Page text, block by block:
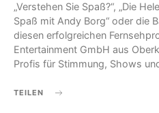
„Verstehen Sie Spaß?“, „Die
Spaß mit Andy Borg“ oder die
diesen erfolg­reichen
Entertainment GmbH aus
Profis für Stimmung, Shows
TEILEN